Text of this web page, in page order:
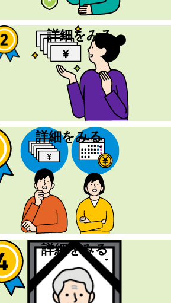
保障は一生涯。
3年間健康に
過ごせたら、
5万円の給付金を
受け取れる
詳細をみる
自分に合ったガン・
三疾病・八疾病の保障
備える
詳細をみる
万一のときに備える
詳細をみる